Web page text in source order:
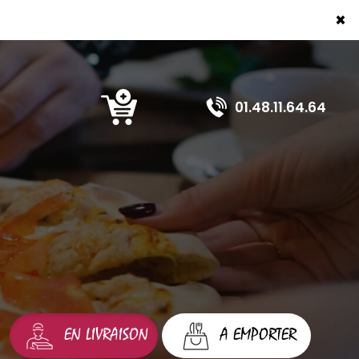
×
01.48.11.64.64
EN LIVRAISON A EMPORTER